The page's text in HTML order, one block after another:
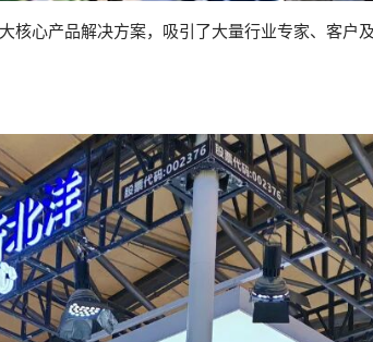
核心产品解决方案，吸引了大量行业专家、客户